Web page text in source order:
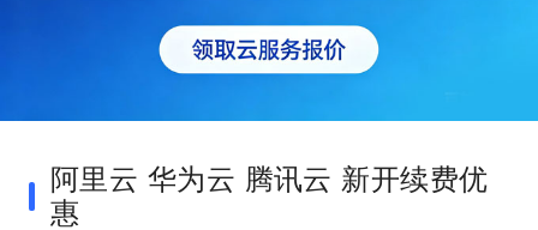
阿里云 华为云 腾讯云 新开续费优
惠